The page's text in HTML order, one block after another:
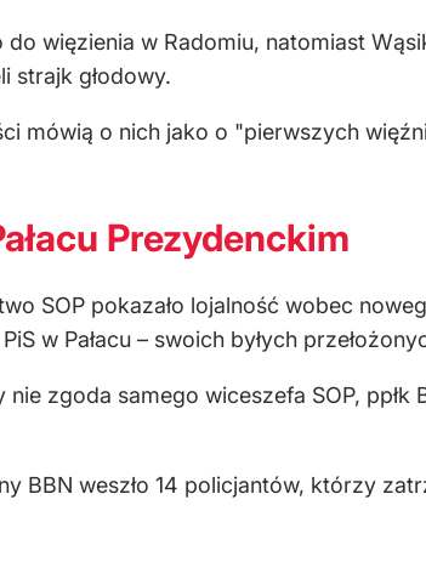
więzienia w Radomiu, natomiast
strajk głodowy.
mówią o nich jako o "pierwszych
Prezydenckim
SOP pokazało lojalność wobec
w Pałacu – swoich byłych
zgoda samego wiceszefa SOP, ppłk
BBN weszło 14 policjantów, którzy